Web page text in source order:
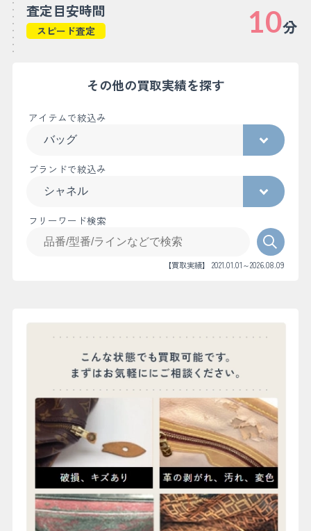
査定目安時間
スピード査定 10分
その他の買取実績を探す
アイテムで絞込み
ブランドで絞込み
フリーワード検索
【買取実績】 2021.01.01～2026.08.09